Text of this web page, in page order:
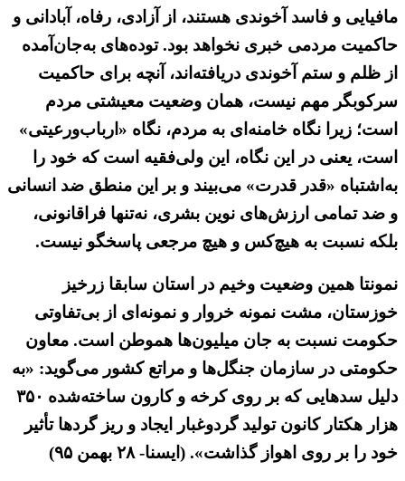
مافیایی و فاسد آخوندی هستند، از آزادی، رفاه، آبادانی و
حاکمیت مردمی خبری نخواهد بود. توده‌های به‌جان‌آمده
از ظلم و ستم آخوندی دریافته‌اند، آنچه برای حاکمیت
سرکوبگر مهم نیست، همان وضعیت معیشتی مردم
است؛ زیرا نگاه خامنه‌ای به مردم، نگاه «ارباب‌ورعیتی»
است، یعنی در این نگاه، این ولی‌فقیه است که خود را
به‌اشتباه «قدر قدرت» می‌بیند و بر این منطق ضد انسانی
و ضد تمامی ارزش‌های نوین بشری، نه‌تنها فراقانونی،
بلکه نسبت به هیچ‌کس و هیچ مرجعی پاسخگو نیست.
نمونتا همین وضعیت وخیم در استان سابقا زرخیز
خوزستان، مشت نمونه خروار و نمونه‌ای از بی‌تفاوتی
حکومت نسبت به جان میلیون‌ها هموطن است. معاون
حکومتی در سازمان جنگل‌ها و مراتع کشور می‌گوید: «به
دلیل سدهایی که بر روی کرخه و کارون ساخته‌شده ۳۵۰
هزار هکتار کانون تولید گردوغبار ایجاد و ریز گردها تأثیر
خود را بر روی اهواز گذاشت». (ایسنا- ۲۸ بهمن ۹۵)